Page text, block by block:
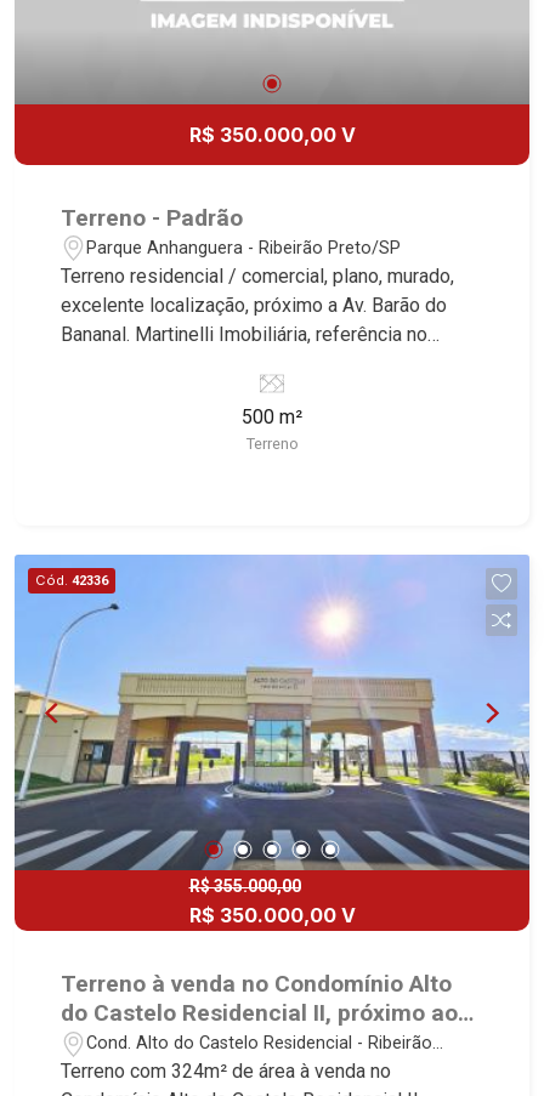
R$ 350.000,00 V
Terreno - Padrão
Parque Anhanguera - Ribeirão Preto/SP
Terreno residencial / comercial, plano, murado,
excelente localização, próximo a Av. Barão do
Bananal. Martinelli Imobiliária, referência no
Alto da Boa Vista | Ribeirão Preto.
500 m²
Terreno
Cód. 42336
R$ 355.000,00
R$ 350.000,00 V
Terreno à venda no Condomínio Alto
do Castelo Residencial II, próximo ao
Outlet Santa Maria - Ribeirão Preto/SP
Cond. Alto do Castelo Residencial - Ribeirão
Preto/SP
Terreno com 324m² de área à venda no